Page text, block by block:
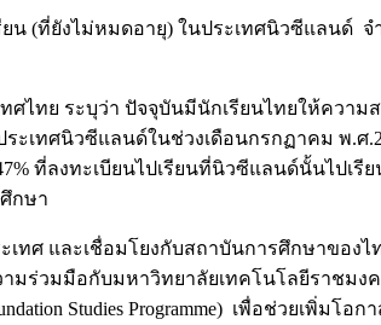
(ที่ยังไม่หมดอายุ) ในประเทศนิวซีแลนด์
ทย ระบุว่า ปัจจุบันมีนักเรียนไทยให้ควา
เทศนิวซีแลนด์ในช่วงเดือนกรกฏาคม พ.ศ
ที่ลงทะเบียนไปเรียนที่นิวซีแลนด์นั้นไปเ
กษา
ศ และเชื่อมโยงกับสถาบันการศึกษาของไ
ร่วมมือกับมหาวิทยาลัยเทคโนโลยีราชม
Studies Programme) เพื่อช่วยเพิ่ม